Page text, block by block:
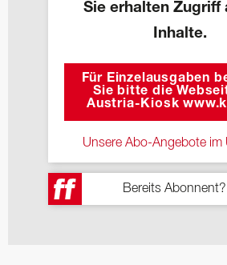
Sie erhalten Zugriff
Inhalte.
Für Einzelausgaben
Sie bitte die
Austria-Kiosk
Unsere Abo-Angebote im
Bereits Abonnent?